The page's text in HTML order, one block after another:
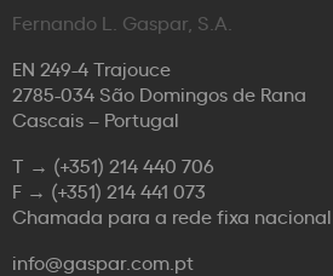
Fernando L. Gaspar, S.A.
EN 249-4 Trajouce
2785-034 São Domingos de Rana
Cascais – Portugal
T → (+351) 214 440 706
F → (+351) 214 441 073
Chamada para a rede fixa nacional
info@gaspar.com.pt